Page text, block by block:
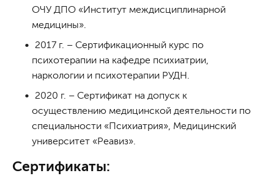
ОЧУ ДПО «Институт междисциплинарной
медицины».
2017 г. – Сертификационный курс по
психотерапии на кафедре психиатрии,
наркологии и психотерапии РУДН.
2020 г. – Сертификат на допуск к
осуществлению медицинской деятельности по
специальности «Психиатрия», Медицинский
университет «Реавиз».
Сертификаты: